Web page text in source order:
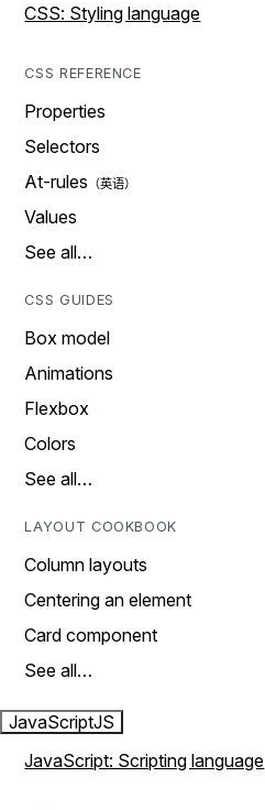
CSS: Styling language
CSS REFERENCE
Properties
Selectors
At-rules
Values
See all…
CSS GUIDES
Box model
Animations
Flexbox
Colors
See all…
LAYOUT COOKBOOK
Column layouts
Centering an element
Card component
See all…
JavaScriptJS
JavaScript: Scripting language